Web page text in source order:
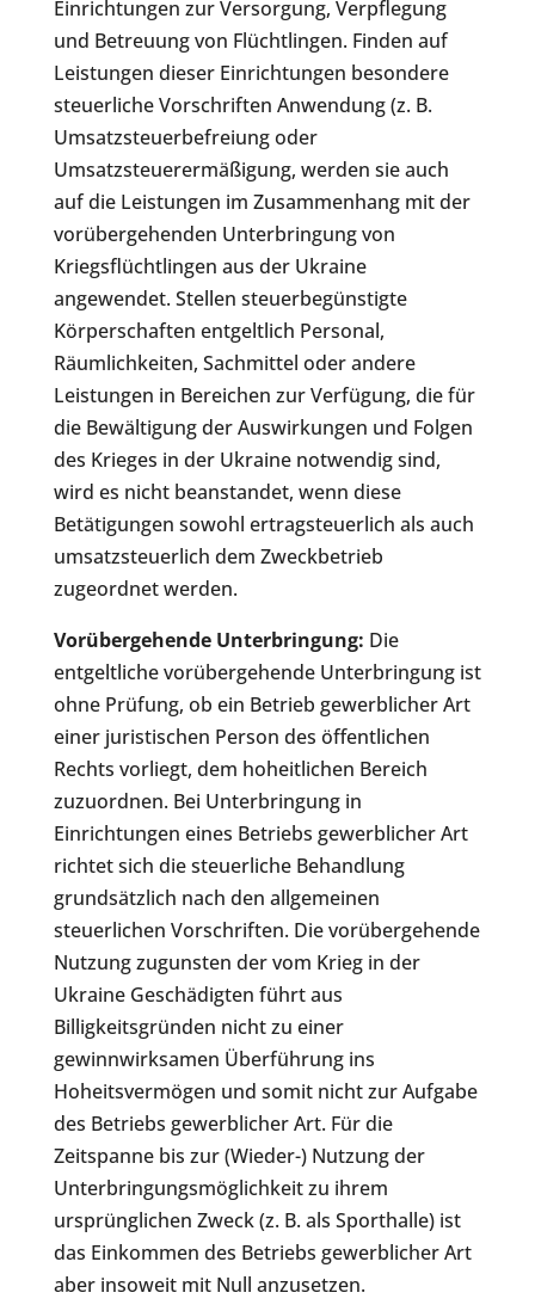
Einrichtungen zur Versorgung, Verpflegung
und Betreuung von Flüchtlingen. Finden auf
Leistungen dieser Einrichtungen besondere
steuerliche Vorschriften Anwendung (z. B.
Umsatzsteuerbefreiung oder
Umsatzsteuerermäßigung, werden sie auch
auf die Leistungen im Zusammenhang mit der
vorübergehenden Unterbringung von
Kriegsflüchtlingen aus der Ukraine
angewendet. Stellen steuerbegünstigte
Körperschaften entgeltlich Personal,
Räumlichkeiten, Sachmittel oder andere
Leistungen in Bereichen zur Verfügung, die für
die Bewältigung der Auswirkungen und Folgen
des Krieges in der Ukraine notwendig sind,
wird es nicht beanstandet, wenn diese
Betätigungen sowohl ertragsteuerlich als auch
umsatzsteuerlich dem Zweckbetrieb
zugeordnet werden.
Vorübergehende Unterbringung: Die
entgeltliche vorübergehende Unterbringung ist
ohne Prüfung, ob ein Betrieb gewerblicher Art
einer juristischen Person des öffentlichen
Rechts vorliegt, dem hoheitlichen Bereich
zuzuordnen. Bei Unterbringung in
Einrichtungen eines Betriebs gewerblicher Art
richtet sich die steuerliche Behandlung
grundsätzlich nach den allgemeinen
steuerlichen Vorschriften. Die vorübergehende
Nutzung zugunsten der vom Krieg in der
Ukraine Geschädigten führt aus
Billigkeitsgründen nicht zu einer
gewinnwirksamen Überführung ins
Hoheitsvermögen und somit nicht zur Aufgabe
des Betriebs gewerblicher Art. Für die
Zeitspanne bis zur (Wieder-) Nutzung der
Unterbringungsmöglichkeit zu ihrem
ursprünglichen Zweck (z. B. als Sporthalle) ist
das Einkommen des Betriebs gewerblicher Art
aber insoweit mit Null anzusetzen.